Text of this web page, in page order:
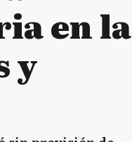
en la
y